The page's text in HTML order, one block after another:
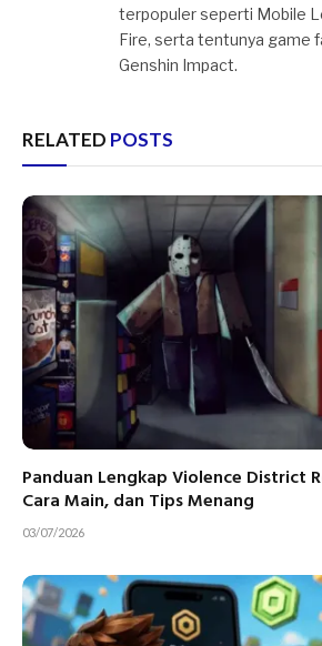
terpopuler seperti Mobile
Fire, serta tentunya game
Genshin Impact.
RELATED POSTS
Panduan Lengkap Violence District
Cara Main, dan Tips Menang
03/07/2026